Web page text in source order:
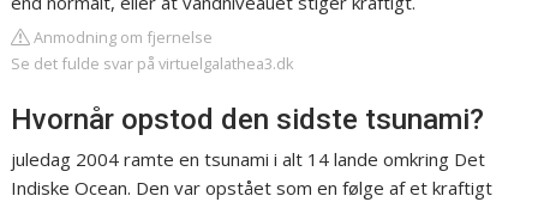
Anmodning om fjernelse
Se det fulde svar på virtuelgalathea3.dk
Hvornår opstod den sidste tsunami?
juledag 2004 ramte en tsunami i alt 14 lande omkring Det
Indiske Ocean. Den var opstået som en følge af et kraftigt